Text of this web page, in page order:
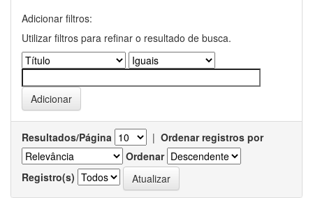
Adicionar filtros:
Utilizar filtros para refinar o resultado de busca.
Resultados/Página | Ordenar registros por
Ordenar
Registro(s)